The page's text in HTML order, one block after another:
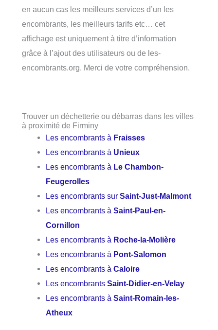
en aucun cas les meilleurs services d’un les
encombrants, les meilleurs tarifs etc… cet
affichage est uniquement à titre d’information
grâce à l’ajout des utilisateurs ou de les-
encombrants.org. Merci de votre compréhension.
Trouver un déchetterie ou débarras dans les villes
à proximité de Firminy
Les encombrants à Fraisses
Les encombrants à Unieux
Les encombrants à Le Chambon-
Feugerolles
Les encombrants surSaint-Just-Malmont
Les encombrants àSaint-Paul-en-
Cornillon
Les encombrants à Roche-la-Molière
Les encombrants à Pont-Salomon
Les encombrants àCaloire
Les encombrantsSaint-Didier-en-Velay
Les encombrants àSaint-Romain-les-
Atheux